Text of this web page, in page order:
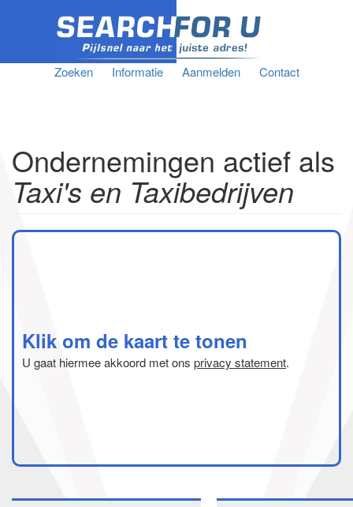
Zoeken Informatie Aanmelden Contact
Ondernemingen actief als
Taxi's en Taxibedrijven
Klik om de kaart te tonen
U gaat hiermee akkoord met ons privacy statement.